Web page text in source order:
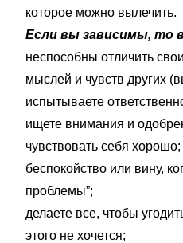
которое можно вылечить.
Если вы зависимы, то
неспособны отличить
мыслей и чувств других
испытываете
ищете внимания и
чувствовать себя
беспокойство или вину,
проблемы”;
делаете все, чтобы
этого не хочется;